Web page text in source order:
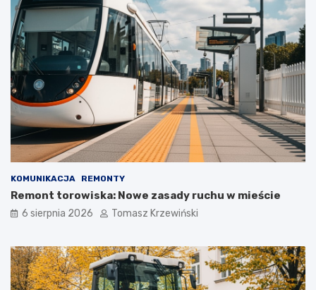
KOMUNIKACJA REMONTY
Remont torowiska: Nowe zasady ruchu w mieście
6 sierpnia 2026 Tomasz Krzewiński